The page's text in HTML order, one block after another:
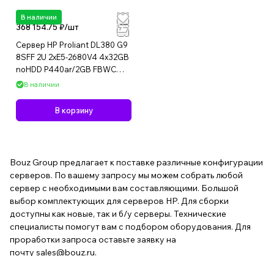
В наличии
368 154.75 ₽/шт
Сервер HP Proliant DL380 G9
8SFF 2U 2xE5-2680V4 4x32GB
noHDD P440ar/2GB FBWC
2x500W 1U USED
В наличии
В корзину
Bouz Group предлагает к поставке различные конфигурации
серверов. По вашему запросу мы можем собрать любой
сервер с необходимыми вам составляющими. Большой
выбор комплектующих для серверов HP. Для сборки
доступны как новые, так и б/у серверы. Технические
специалисты помогут вам с подбором оборудования. Для
проработки запроса оставьте заявку на
почту sales@bouz.ru.